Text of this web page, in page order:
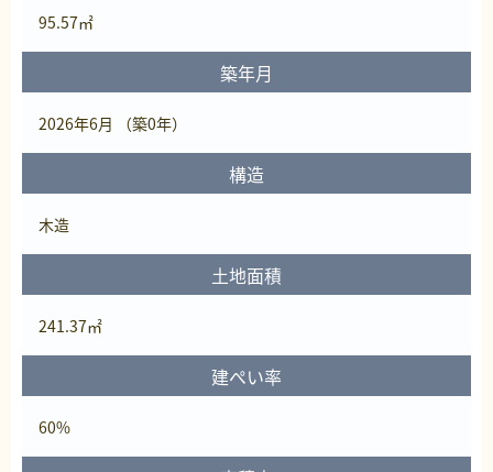
95.57㎡
築年月
2026年6月 （築0年）
構造
木造
土地面積
241.37㎡
建ぺい率
60%